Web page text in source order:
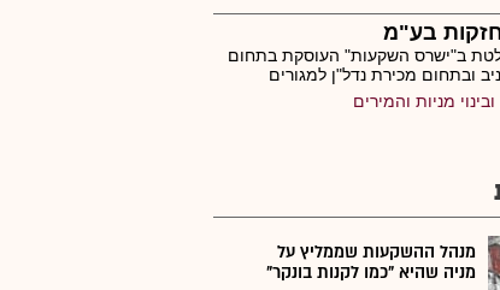
בע"מ
ב"ישרס השקעות" העוסקת בתחום
ובתחום מכירת נדל"ן למגורים
מניות והמירים
מנהל ההשקעות שממליץ על
מניה שהיא "כמו לקנות בונקר"